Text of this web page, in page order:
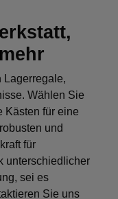
Lagerregale,
Wählen Sie
Kästen für eine
und
für
unterschiedlicher
sei es
Sie uns